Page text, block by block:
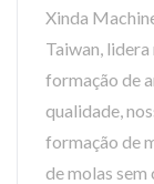
Xinda
Taiwan,
formação de
qualidade,
formação de
de molas sem